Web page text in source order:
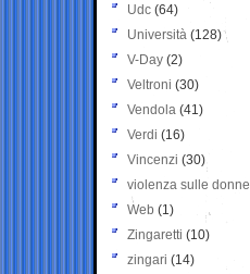
Udc (64)
Università (128)
V-Day (2)
Veltroni (30)
Vendola (41)
Verdi (16)
Vincenzi (30)
violenza sulle donne
Web (1)
Zingaretti (10)
zingari (14)